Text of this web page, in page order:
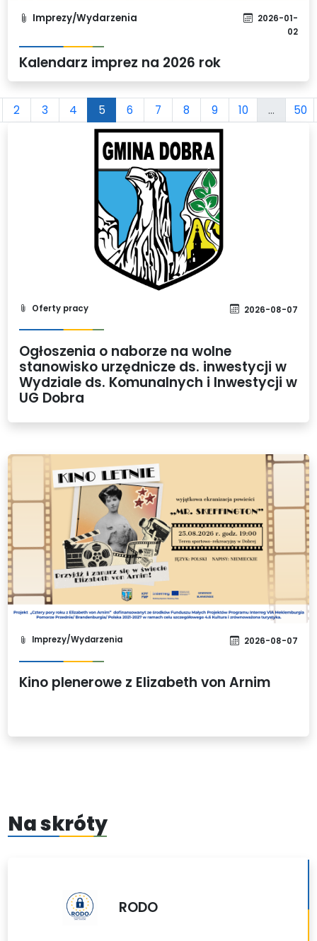
Imprezy/Wydarzenia
2026-01-
02
Kalendarz imprez na 2026 rok
2 3 4 5 6 7 8 9 10 ... 50
Oferty pracy 2026-08-07
Ogłoszenia o naborze na wolne
stanowisko urzędnicze ds. inwestycji w
Wydziale ds. Komunalnych i Inwestycji w
UG Dobra
Imprezy/Wydarzenia 2026-08-07
Kino plenerowe z Elizabeth von Arnim
Na skróty
RODO